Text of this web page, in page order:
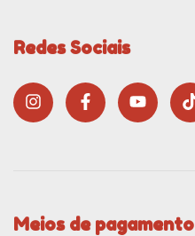
Redes Sociais
Meios de pagamento